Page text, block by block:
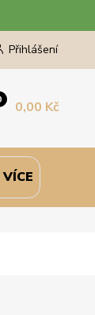
Přihlášení
0,00 Kč
VÍCE